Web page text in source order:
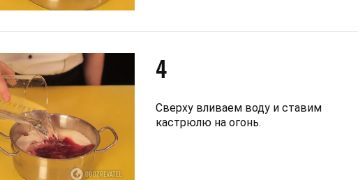
4
Сверху вливаем воду и ставим
кастрюлю на огонь.